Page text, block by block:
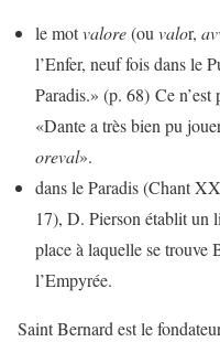
le motvalore(ouvalor,
l’Enfer, neuf fois dans le
Paradis.» (p. 68) Ce
«Dante a très bien pu
oreval».
dans le Paradis (Chant
17), D. Pierson établit un
place à laquelle se trouve
l’Empyrée.
Saint Bernard est le